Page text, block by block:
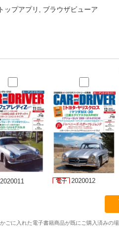
ップアプリ, ブラウザビューア
2020011 2020012
ごに入れた電子書籍商品が既にご購入済みの